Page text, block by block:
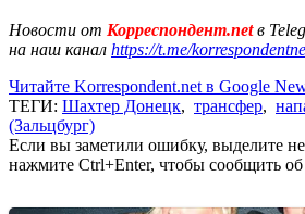
Новости от Корреспондент.netв
на наш канал https://t.me/
Читайте Korrespondent.net в Google
ТЕГИ: Шахтер Донецк, трансфер,
(Зальцбург)
Если вы заметили ошибку, выделите
нажмите Ctrl+Enter, чтобы сообщить